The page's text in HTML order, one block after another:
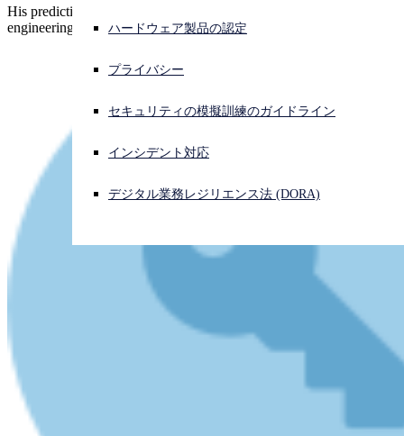
サイバー攻撃を受けている場合、連絡先はこちら
ハードウェア製品の認定
プライバシー
セキュリティの模擬訓練のガイドライン
インシデント対応
デジタル業務レジリエンス法 (DORA)
His prediction was called a "Law", though it was an exhortation to
engineering excellence as much it was an estimate.